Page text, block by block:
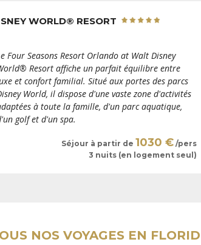
WORLD® RESORT
Four Seasons Resort Orlando at Walt Disney
Resort affiche un parfait équilibre entre
et confort familial. Situé aux portes des parcs
World, il dispose d'une vaste zone d'activités
à toute la famille, d'un parc aquatique,
golf et d'un spa.
Séjour à partir de 1030 €/pers
3 nuits (en logement seul)
NOS VOYAGES EN